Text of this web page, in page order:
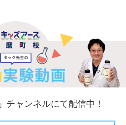
」チャンネルにて配信中！